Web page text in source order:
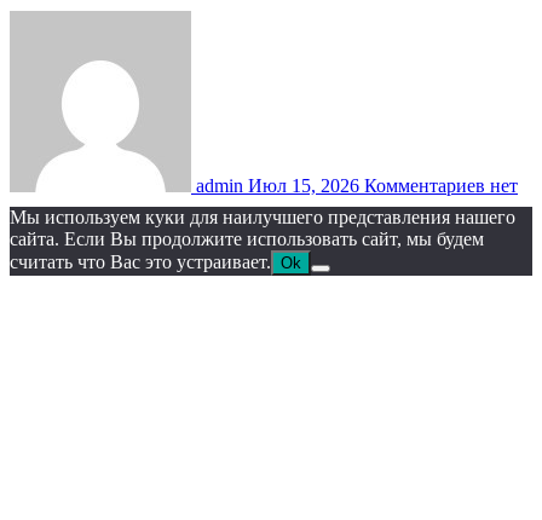
admin Июл 15, 2026 Комментариев нет
Мы используем куки для наилучшего представления нашего
сайта. Если Вы продолжите использовать сайт, мы будем
считать что Вас это устраивает. Ok